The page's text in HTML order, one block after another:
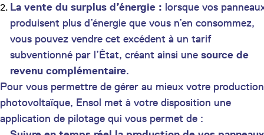
La vente du surplus d’énergie : lorsque vos
produisent plus d’énergie que vous n’en consommez,
vous pouvez vendre cet excédent à un tarif
subventionné par l’État, créant ainsi une source de
revenu complémentaire.
Pour vous permettre de gérer au mieux votre production
photovoltaïque, Ensol met à votre disposition une
application de pilotage qui vous permet de :